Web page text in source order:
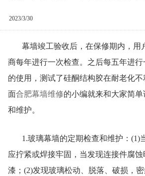
2023/3/30
幕墙竣工验收后，在保修期内，用
商每年进行一次检查。之后每五年进
的使用，测试了硅酮结构胶在耐老化
面合肥幕墙维修的小编就来和大家简
和维护。
1.玻璃幕墙的定期检查和维护：(1)
应拧紧或焊接牢固，当发现连接件腐
漆；(2)发现玻璃松动、脱落、破损，